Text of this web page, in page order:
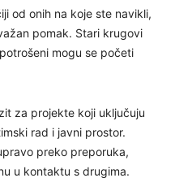
od onih na koje ste navikli,
pomak. Stari krugovi
mogu se početi
za projekte koji uključuju
rad i javni prostor.
preko preporuka,
u kontaktu s drugima.